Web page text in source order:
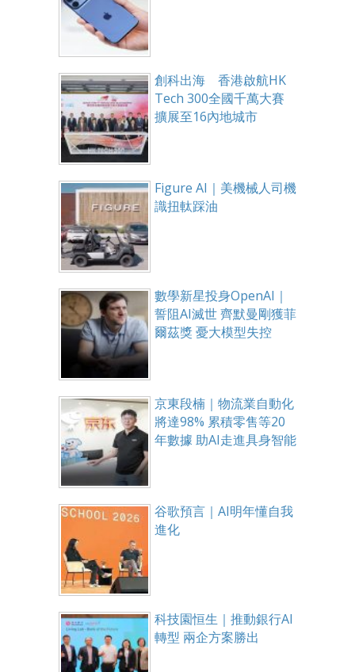
創科出海 香港啟航HK
Tech 300全國千萬大賽
擴展至16內地城市
Figure AI｜美機械人司機
識扭軚踩油
數學新星投身OpenAI｜
誓阻AI滅世 齊默曼剛獲菲
爾茲獎 憂大模型失控
京東段楠｜物流業自動化
將達98% 累積零售等20
年數據 助AI走進具身智能
谷歌預言｜AI明年懂自我
進化
科技園恒生｜推動銀行AI
轉型 兩企方案勝出